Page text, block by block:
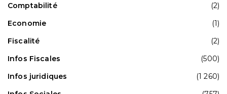
Comptabilité
(2)
Economie
(1)
Fiscalité
(2)
Infos Fiscales
(500)
Infos juridiques
(1 260)